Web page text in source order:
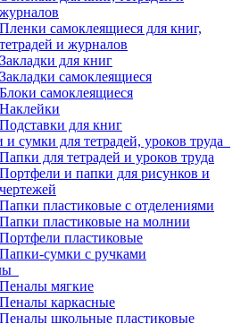
журналов
Пленки самоклеящиеся для книг,
тетрадей и журналов
Закладки для книг
Закладки самоклеящиеся
Блоки самоклеящиеся
Наклейки
Подставки для книг
сумки для тетрадей, уроков труда
Папки для тетрадей и уроков труда
Портфели и папки для рисунков и
чертежей
Папки пластиковые с отделениями
Папки пластиковые на молнии
Портфели пластиковые
Папки-сумки с ручками
Пеналы мягкие
Пеналы каркасные
Пеналы школьные пластиковые